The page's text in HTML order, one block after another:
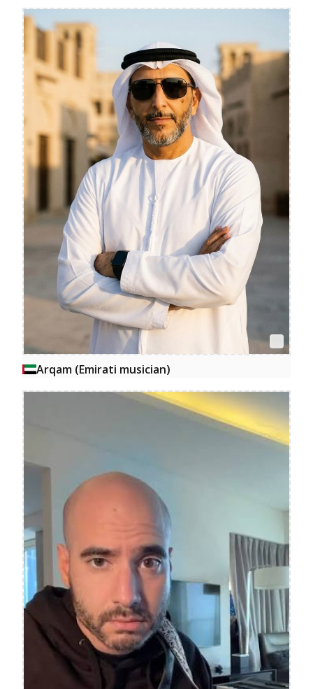
Arqam (Emirati musician)